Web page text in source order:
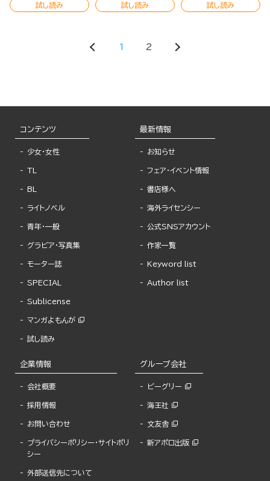
試し読み 試し読み 試し読み
1 2
コンテンツ
少女・女性
TL
BL
ライトノベル
青年・一般
グラビア・写真集
モーター誌
SPECIAL
Sublicense
マンガよもんが
試し読み
最新情報
お知らせ
フェア・イベント情報
書店様へ
海外ライセンシー
公式SNSアカウント
作家一覧
Keyword list
Author list
企業情報
会社概要
採用情報
お問い合わせ
プライバシーポリシー・サイトポリ
シー
外部送信先について
グループ会社
ビーグリー
海王社
文友舎
新アポロ出版